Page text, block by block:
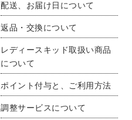
配送、お届け日について
返品・交換について
レディースキッド取扱い商品
について
ポイント付与と、ご利用方法
調整サービスについて